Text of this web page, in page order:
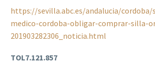
https://sevilla.abc.es/andalucia/cordoba/
medico-cordoba-obligar-comprar-silla-
201903282306_noticia.html
TOL7.121.857